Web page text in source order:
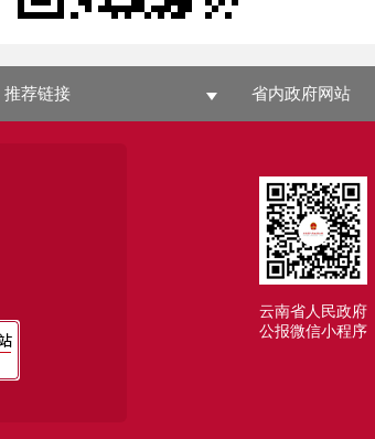
推荐链接 省内政府网站
云南省人民政府
公报微信小程序